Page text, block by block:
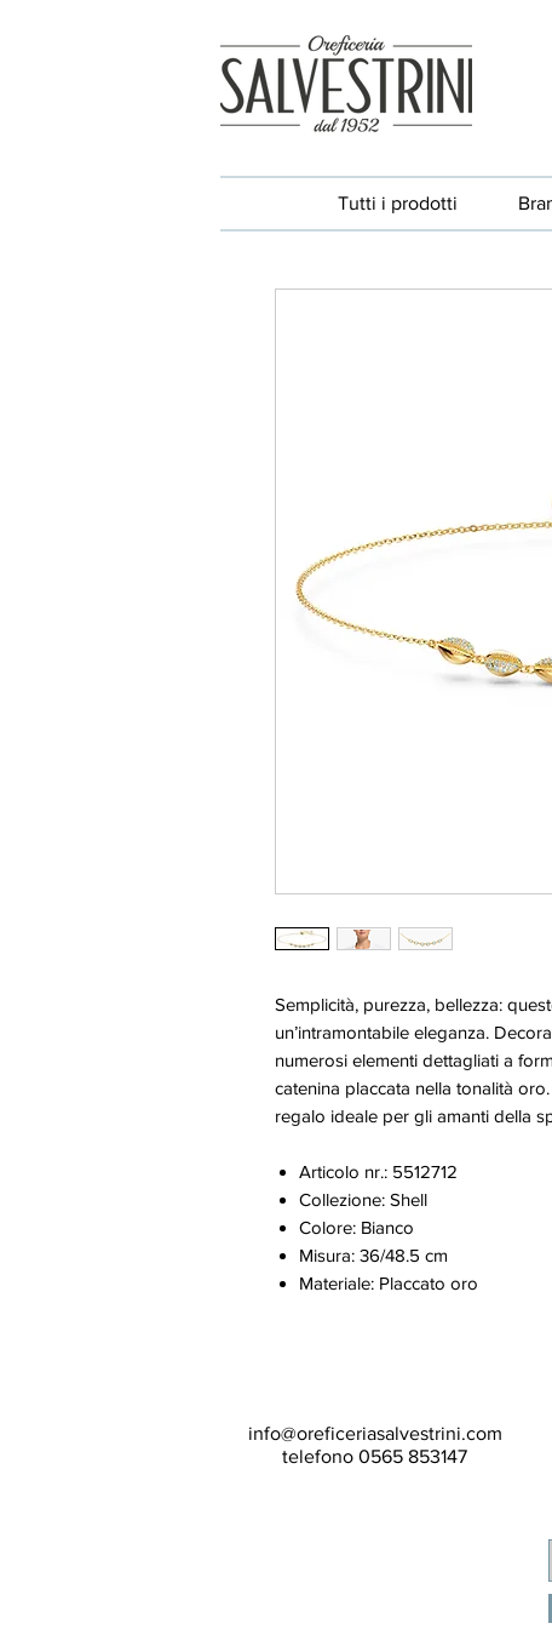
Tutti i prodotti
Semplicità, purezza, bellezza:
un’intramontabile eleganza.
numerosi elementi dettagliati a
catenina placcata nella tonalità
regalo ideale per gli amanti della
Articolo nr.: 5512712
Collezione: Shell
Colore: Bianco
Misura: 36/48.5 cm
Materiale: Placcato oro
info@oreficeriasalvestrini.com
telefono 0565 853147